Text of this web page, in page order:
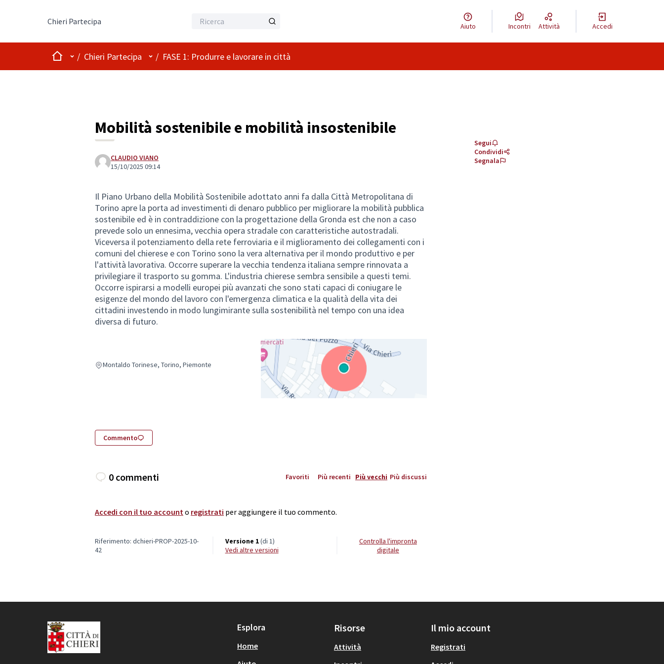
Chieri Partecipa Aiuto Incontri Attività Accedi
HomeMenù principale
/ Chieri Partecipa Menù utente
/ FASE 1: Produrre e lavorare in città
Mobilità sostenibile e mobilità insostenibile
CLAUDIO VIANO
15/10/2025 09:14
Il Piano Urbano della Mobilità Sostenibile adottato anni fa dalla Città Metropolitana di
Torino apre la porta ad investimenti di denaro pubblico per migliorare la mobilità pubblica
sostenibile ed è in contraddizione con la progettazione della Gronda est che non a caso
prevede solo un ennesima, vecchia opera stradale con caratteristiche autostradali.
Viceversa il potenziamento della rete ferroviaria e il miglioramento dei collegamenti con i
comuni del chierese e con Torino sono la vera alternativa per il mondo produttivo e per
l'attività lavorativa. Occorre superare la vecchia tendenza italiana sempre rinnovata a
privilegiare il trasporto su gomma. L'industria chierese sembra sensibile a questi temi.
Occorre ispirarsi a modelli europei più avanzati che sono stati capaci di coniugare le
esigenze del mondo del lavoro con l'emergenza climatica e la qualità della vita dei
cittadini investendo in modo lungimirante sulla sostenibilità nel tempo con una idea
diversa di futuro.
Montaldo Torinese, Torino, Piemonte
Commento
Segui
Condividi
Segnala
0 commenti Favoriti Più recenti Più vecchi Più discussi
Accedi con il tuo account o registrati per aggiungere il tuo commento.
Riferimento: dchieri-PROP-2025-10-
42
Versione 1(di 1)
vedi altre versioni
Controlla l'impronta
digitale
Esplora
Home
Risorse
Attività
Il mio account
Registrati